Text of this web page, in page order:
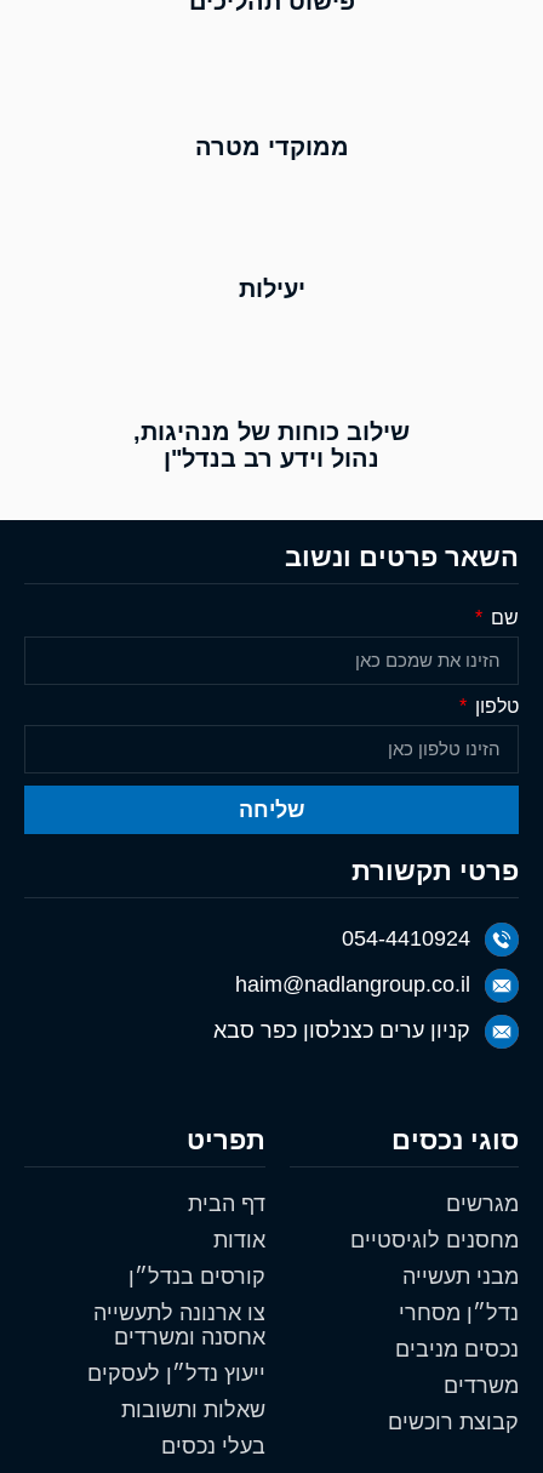
ממוקדי מטרה
יעילות
שילוב כוחות של מנהיגות,
נהול וידע רב בנדל"ן
תפריט
דף הבית
אודות
קורסים בנדל״ן
צו ארנונה לתעשייה
אחסנה ומשרדים
ייעוץ נדל״ן לעסקים
שאלות ותשובות
בעלי נכסים
סוגי נכסים
מגרשים
מחסנים לוגיסטיים
מבני תעשייה
נדל״ן מסחרי
נכסים מניבים
משרדים
קבוצת רוכשים
פרטי תקשורת
054-4410924
haim@nadlangroup.co.il
קניון ערים כצנלסון כפר סבא
השאר פרטים ונשוב
שם
טלפון
שליחה